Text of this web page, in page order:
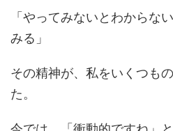
「やってみないとわからな
みる」
その精神が、私をいくつも
た。